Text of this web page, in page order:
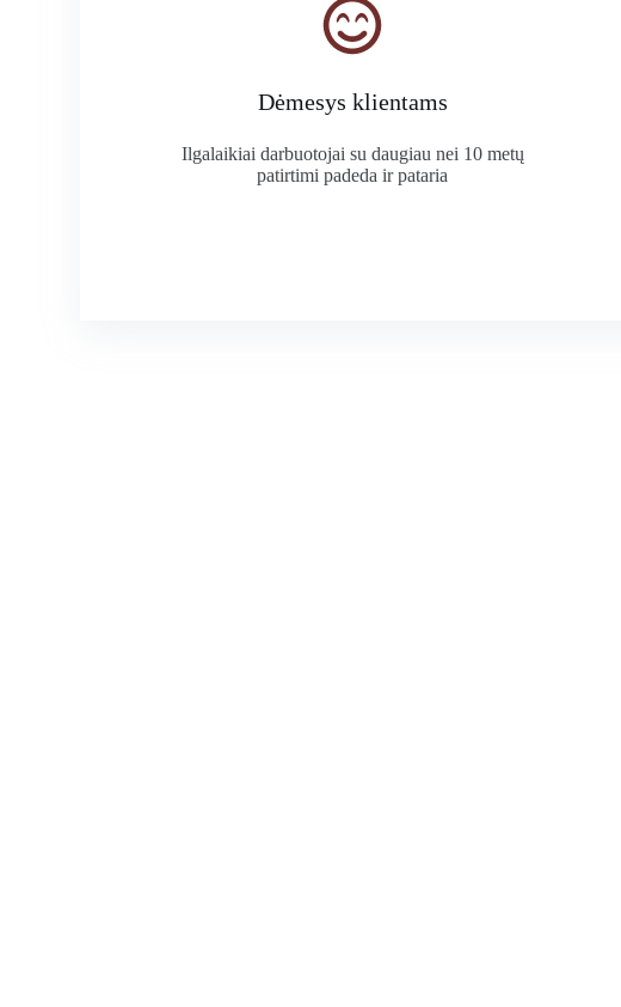
Dėmesys klientams
Ilgalaikiai darbuotojai su daugiau nei 10 metų
patirtimi padeda ir pataria